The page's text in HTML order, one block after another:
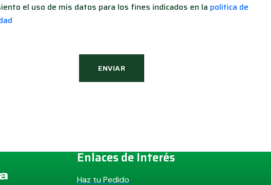
el uso de mis datos para los fines indicados en la política de
ENVIAR
Enlaces de Interés
Haz tu Pedido